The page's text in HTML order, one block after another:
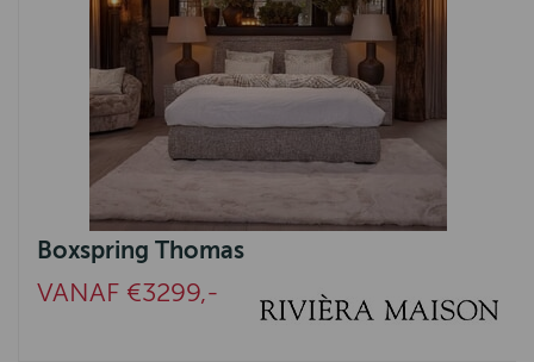
Boxspring Thomas
VANAF €3299,-